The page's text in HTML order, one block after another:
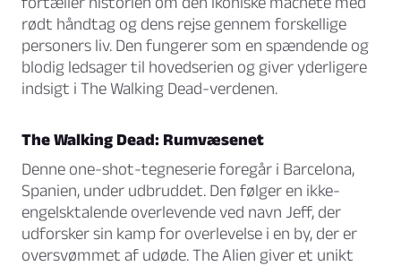
rødt håndtag og dens rejse gennem forskellige
personers liv. Den fungerer som en spændende og
blodig ledsager til hovedserien og giver yderligere
indsigt i The Walking Dead-verdenen.
The Walking Dead: Rumvæsenet
Denne one-shot-tegneserie foregår i Barcelona,
Spanien, under udbruddet. Den følger en ikke-
engelsktalende overlevende ved navn Jeff, der
udforsker sin kamp for overlevelse i en by, der er
oversvømmet af udøde. The Alien giver et unikt